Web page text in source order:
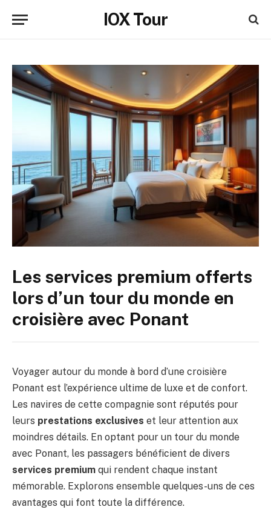
IOX Tour
Les services premium offerts
lors d’un tour du monde en
croisière avec Ponant
Voyager autour du monde à bord d’une croisière
Ponant est l’expérience ultime de luxe et de confort.
Les navires de cette compagnie sont réputés pour
leurs prestations exclusives et leur attention aux
moindres détails. En optant pour un tour du monde
avec Ponant, les passagers bénéficient de divers
services premium qui rendent chaque instant
mémorable. Explorons ensemble quelques-uns de ces
avantages qui font toute la différence.